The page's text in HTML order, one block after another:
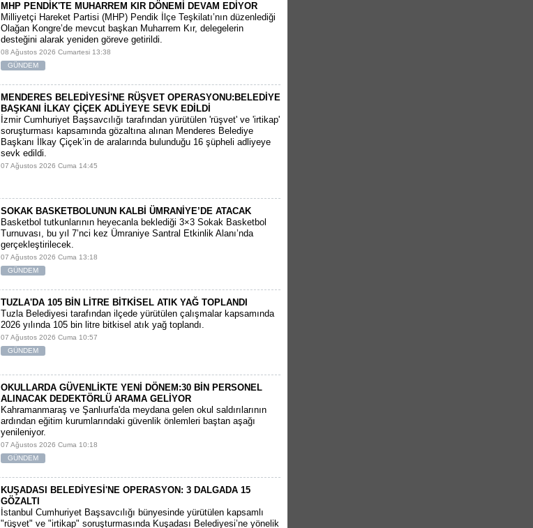
MHP PENDİK'TE MUHARREM KIR DÖNEMİ DEVAM EDİYOR
​Milliyetçi Hareket Partisi (MHP) Pendik İlçe Teşkilatı’nın düzenlediği
Olağan Kongre’de mevcut başkan Muharrem Kır, delegelerin
desteğini alarak yeniden göreve getirildi.
08 Ağustos 2026 Cumartesi 13:38
GÜNDEM
MENDERES BELEDİYESİ'NE RÜŞVET OPERASYONU:BELEDİYE
BAŞKANI İLKAY ÇİÇEK ADLİYEYE SEVK EDİLDİ
​İzmir Cumhuriyet Başsavcılığı tarafından yürütülen 'rüşvet' ve 'irtikap'
soruşturması kapsamında gözaltına alınan Menderes Belediye
Başkanı İlkay Çiçek’in de aralarında bulunduğu 16 şüpheli adliyeye
sevk edildi.
07 Ağustos 2026 Cuma 14:45
SOKAK BASKETBOLUNUN KALBİ ÜMRANİYE’DE ATACAK
Basketbol tutkunlarının heyecanla beklediği 3×3 Sokak Basketbol
Turnuvası, bu yıl 7’nci kez Ümraniye Santral Etkinlik Alanı’nda
gerçekleştirilecek.
07 Ağustos 2026 Cuma 13:18
GÜNDEM
TUZLA'DA 105 BİN LİTRE BİTKİSEL ATIK YAĞ TOPLANDI
Tuzla Belediyesi tarafından ilçede yürütülen çalışmalar kapsamında
2026 yılında 105 bin litre bitkisel atık yağ toplandı.
07 Ağustos 2026 Cuma 10:57
GÜNDEM
OKULLARDA GÜVENLİKTE YENİ DÖNEM:30 BİN PERSONEL
ALINACAK DEDEKTÖRLÜ ARAMA GELİYOR
​Kahramanmaraş ve Şanlıurfa'da meydana gelen okul saldırılarının
ardından eğitim kurumlarındaki güvenlik önlemleri baştan aşağı
yenileniyor.
07 Ağustos 2026 Cuma 10:18
GÜNDEM
KUŞADASI BELEDİYESİ'NE OPERASYON: 3 DALGADA 15
GÖZALTI
​İstanbul Cumhuriyet Başsavcılığı bünyesinde yürütülen kapsamlı
"rüşvet" ve "irtikap" soruşturmasında Kuşadası Belediyesi’ne yönelik